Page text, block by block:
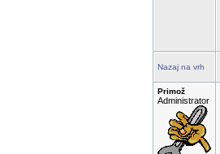
Nazaj na vrh
Primož
Administrator